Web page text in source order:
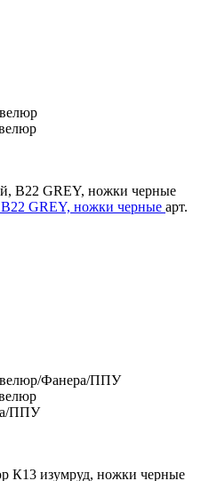
GREY, ножки черные арт.
Фанера/ППУ
ППУ